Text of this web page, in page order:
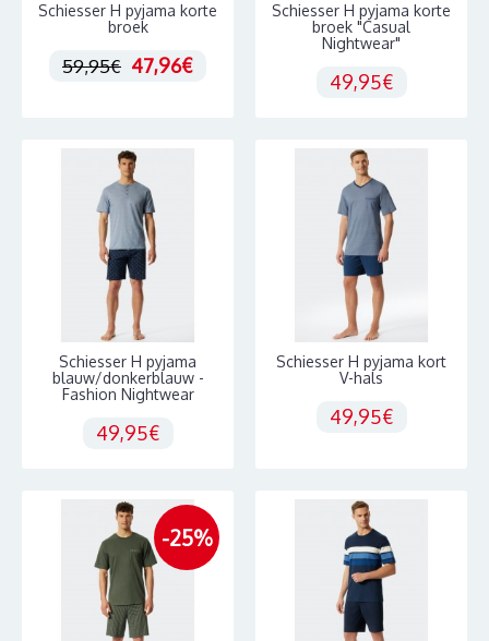
Schiesser H pyjama korte
broek
59,95€ 47,96€
Schiesser H pyjama korte
broek "Casual
Nightwear"
49,95€
Schiesser H pyjama
blauw/donkerblauw -
Fashion Nightwear
49,95€
Schiesser H pyjama kort
V-hals
49,95€
-25%